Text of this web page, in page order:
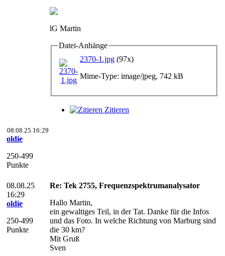
lG Martin
Datei-Anhänge
2370-1.jpg (97x)
Mime-Type: image/jpeg, 742 kB
Zitieren
08.08.25 16:29
oldie
250-499
Punkte
08.08.25
16:29
oldie
250-499
Punkte
Re: Tek 2755, Frequenzspektrumanalysator
Hallo Martin,
ein gewaltiges Teil, in der Tat. Danke für die Infos
und das Foto. In welche Richtung von Marburg sind
die 30 km?
Mit Gruß
Sven